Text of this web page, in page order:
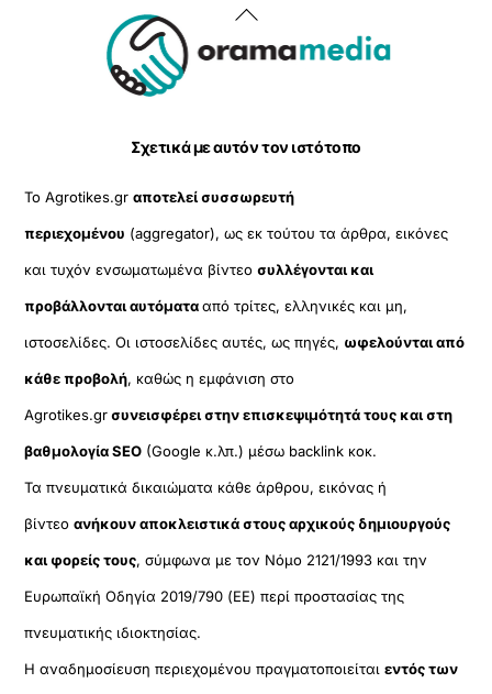
Back
To
Σχετικά με αυτόν τον ιστότοπο
Το Agrotikes.grαποτελεί συσσωρευτή
περιεχομένου (aggregator), ως εκ τούτου τα άρθρα, εικόνες
και τυχόν ενσωματωμένα βίντεοσυλλέγονται και
προβάλλονται αυτόματααπό τρίτες, ελληνικές και μη,
ιστοσελίδες. Οι ιστοσελίδες αυτές, ως πηγές, ωφελούνται από
κάθε προβολή, καθώς η εμφάνιση στο
Agrotikes.grσυνεισφέρει στην επισκεψιμότητά τους και στη
βαθμολογία SEO (Google κ.λπ.) μέσω backlink κοκ.
Τα πνευματικά δικαιώματα κάθε άρθρου, εικόνας ή
βίντεοανήκουν αποκλειστικά στους αρχικούς δημιουργούς
και φορείς τους, σύμφωνα με τον Νόμο 2121/1993 και την
Ευρωπαϊκή Οδηγία 2019/790 (ΕΕ) περί προστασίας της
πνευματικής ιδιοκτησίας.
Η αναδημοσίευση περιεχομένου πραγματοποιείταιεντός των